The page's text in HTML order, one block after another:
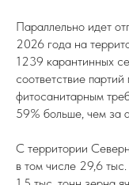
Параллельно идет
2026 года на
1239 карантинных
соответствие
фитосанитарным
59% больше, чем за
С территории
в том числе 29,6